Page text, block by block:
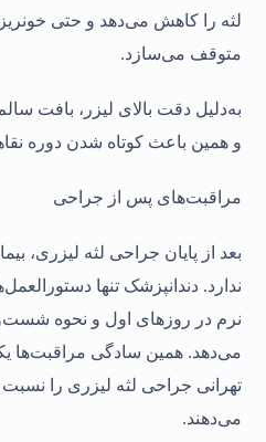
لثه را کاهش می‌دهد و حتی
متوقف می‌سازد.
به‌دلیل دقت بالای لیزر، بافت
و همین باعث کوتاه شدن دوره
مراقبت‌های پس از جراحی
بعد از پایان جراحی لثه لیزری،
ندارد. دندانپزشک تنها
نرم در روزهای اول و نحوه
می‌دهد. همین سادگی مراقبت‌ها
تهرانی جراحی لثه لیزری را
می‌دهند.